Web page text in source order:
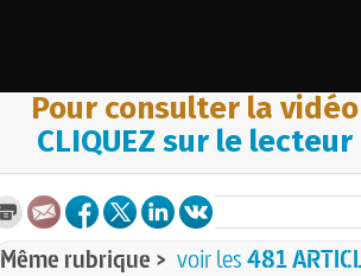
Pour consulter la vidéo
CLIQUEZ sur le lecteur
Même rubrique > voir les481